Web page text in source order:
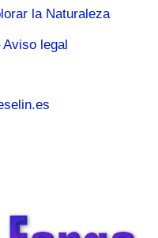
la Naturaleza
Aviso legal